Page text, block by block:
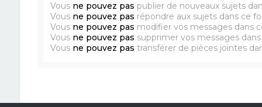
Vous ne pouvez pas publier de nouveaux sujets
Vous ne pouvez pas répondre aux sujets dans ce
Vous ne pouvez pas modifier vos messages dans
Vous ne pouvez pas supprimer vos messages
Vous ne pouvez pas transférer de pièces jointes